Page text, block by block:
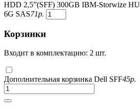
HDD 2,5”(SFF) 300GB IBM-Storwize
6G SAS71р.
Корзинки
Входит в комплектацию: 2 шт.
Дополнительная корзинка Dell SFF45р.